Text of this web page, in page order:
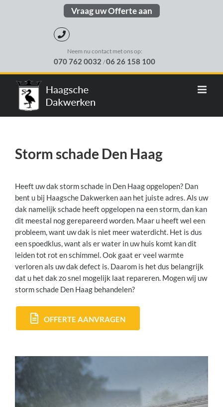
Vraag uw Offerte aan
Neem nu contact met ons op:
070 762 0032 /06 26 158 100
Storm schade Den Haag
Heeft uw dak storm schade in Den Haag opgelopen? Dan
bent u bij Haagsche Dakwerken aan het juiste adres. Als uw
dak namelijk schade heeft opgelopen na een storm, dan kan
dit meestal nog gerepareerd worden. Maar u heeft wel een
probleem, want uw dak is niet meer waterdicht. Het is dus
een spoedklus, want als er water in uw huis komt kan dit
leiden tot rot en schimmel. Ook gaat er veel warmte
verloren als uw dak defect is. Daarom is het dus belangrijk
dat u het dak zo snel mogelijk laat repareren. Mogen wij uw
storm schade Den Haag behandelen?
OFFERTE AANVRAGEN